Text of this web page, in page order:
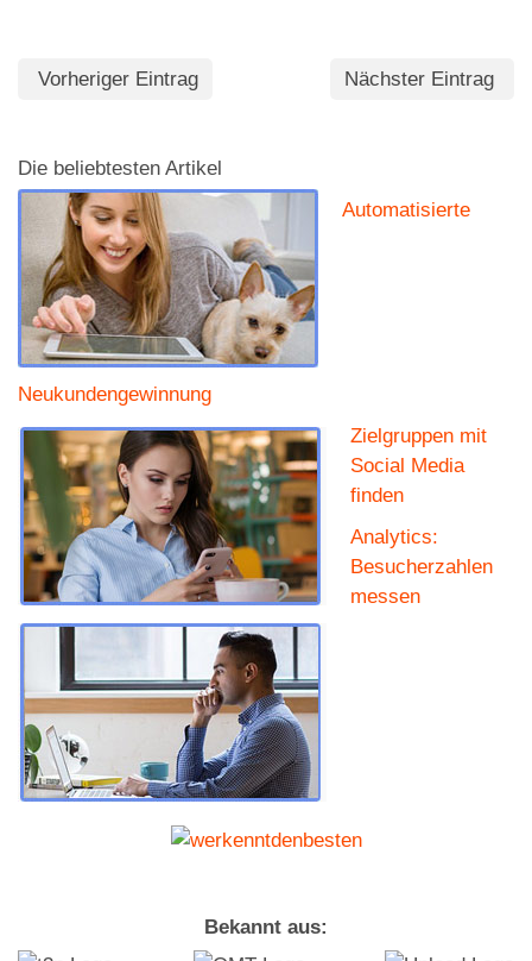
Vorheriger Eintrag Nächster Eintrag
Die beliebtesten Artikel
Automatisierte
Neukundengewinnung
Zielgruppen mit
Social Media
finden
Analytics:
Besucherzahlen
messen
Bekannt aus: